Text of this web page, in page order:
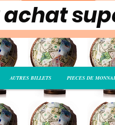
AUTRES BILLETS PIECES DE